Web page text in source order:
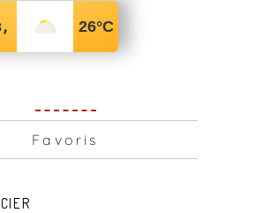
26°C
Favoris